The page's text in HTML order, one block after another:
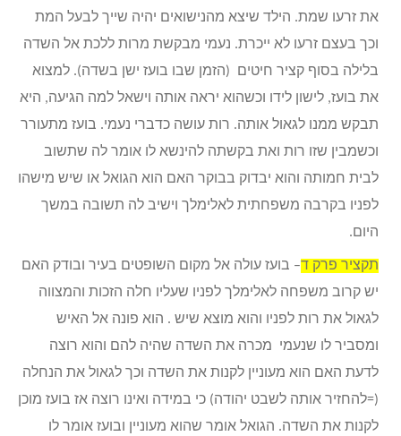
את זרעו שמת. הילד שיצא מהנישואים יהיה שייך לבעל המת
וכך בעצם זרעו לא ייכרת. נעמי מבקשת מרות ללכת אל השדה
בלילה בסוף קציר חיטים (הזמן שבו בועז ישן בשדה). למצוא
את בועז, לישון לידו וכשהוא יראה אותה וישאל למה הגיעה, היא
תבקש ממנו לגאול אותה. רות עושה כדברי נעמי. בועז מתעורר
וכשמבין שזו רות ואת בקשתה להינשא לו אומר לה שתשוב
לבית חמותה והוא יבדוק בבוקר האם הוא הגואל או שיש מישהו
לפניו בקרבה משפחתית לאלימלך וישיב לה תשובה במשך
היום.
תקציר פרק ד– בועז עולה אל מקום השופטים בעיר ובודק האם
יש קרוב משפחה לאלימלך לפניו שעליו חלה הזכות והמצווה
לגאול את רות לפניו והוא מוצא שיש . הוא פונה אל האיש
ומסביר לו שנעמי מכרה את השדה שהיה להם והוא רוצה
לדעת האם הוא מעוניין לקנות את השדה וכך לגאול את הנחלה
(=להחזיר אותה לשבט יהודה) כי במידה ואינו רוצה אז בועז מוכן
לקנות את השדה. הגואל אומר שהוא מעוניין ובועז אומר לו